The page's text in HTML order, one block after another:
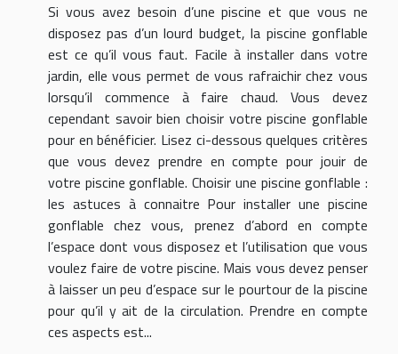
Si vous avez besoin d’une piscine et que vous ne
disposez pas d’un lourd budget, la piscine gonflable
est ce qu’il vous faut. Facile à installer dans votre
jardin, elle vous permet de vous rafraichir chez vous
lorsqu’il commence à faire chaud. Vous devez
cependant savoir bien choisir votre piscine gonflable
pour en bénéficier. Lisez ci-dessous quelques critères
que vous devez prendre en compte pour jouir de
votre piscine gonflable. Choisir une piscine gonflable :
les astuces à connaitre Pour installer une piscine
gonflable chez vous, prenez d’abord en compte
l’espace dont vous disposez et l’utilisation que vous
voulez faire de votre piscine. Mais vous devez penser
à laisser un peu d’espace sur le pourtour de la piscine
pour qu’il y ait de la circulation. Prendre en compte
ces aspects est...